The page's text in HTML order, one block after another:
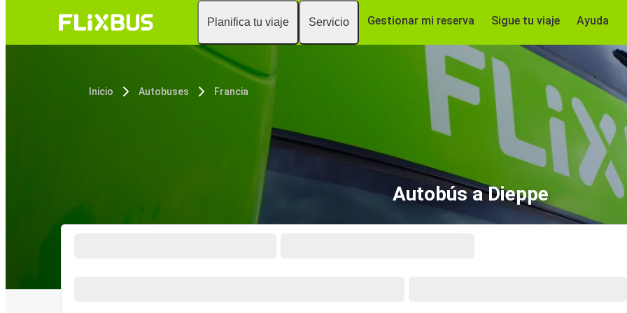
Planifica tu viaje Servicio Gestionar mi reserva Sigue tu viaje Ayuda
Inicio Autobuses Francia
Autobús a Dieppe